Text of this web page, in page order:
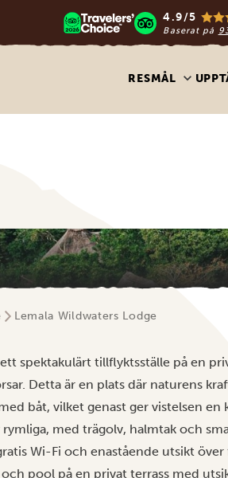
4.9/5
Baserat på
RESMÅL
Lemala Wildwaters Lodge
spektakulärt tillflyktsställe på en
Detta är en plats där naturens
båt, vilket genast ger vistelsen en
med trägolv, halmtak och
Wi-Fi och enastående utsikt
pool på en privat terrass med